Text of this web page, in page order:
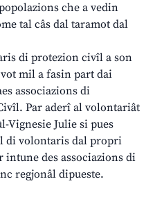
che a vedin
tal câs dal taramot dal
di protezion civîl a son
mil a fasin part dai
associazions di
Par aderî al volontariât
Vignesie Julie si pues
di volontaris dal propri
des associazions di
regjonâl dipueste.